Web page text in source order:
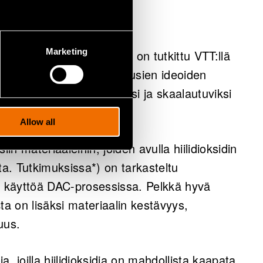
Marketing
Allow all
teknologioita on tutkittu VTT:llä
mallintamaan uusien ideoiden
teknisesti uskottaviksi ja skaalautuviksi
kehitystä.
materiaaleihin, joiden avulla hiilidioksidin
Tutkimuksissa*) on tarkasteltu
DAC-prosessissa. Pelkkä hyvä
on lisäksi materiaalin kestävyys,
joilla hiilidioksidia on mahdollista kaapata